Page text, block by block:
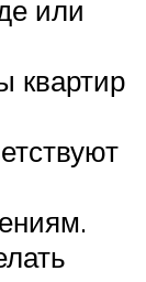
или
квартир